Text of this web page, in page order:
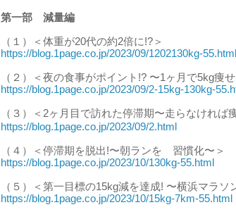
第一部 減量編
（１）＜体重が20代の約2倍に!?＞
https://blog.1page.co.jp/2023/09/1202130kg-55.html
（２）＜夜の食事がポイント!? 〜1ヶ月で5kg痩
https://blog.1page.co.jp/2023/09/2-15kg-130kg-
（３）＜2ヶ月目で訪れた停滞期〜走らなければ
https://blog.1page.co.jp/2023/09/2.html
（４）＜停滞期を脱出!〜朝ランを 習慣化〜＞
https://blog.1page.co.jp/2023/10/130kg-55.html
（５）＜第一目標の15kg減を達成! 〜横浜マラソ
https://blog.1page.co.jp/2023/10/15kg-7km-55.html